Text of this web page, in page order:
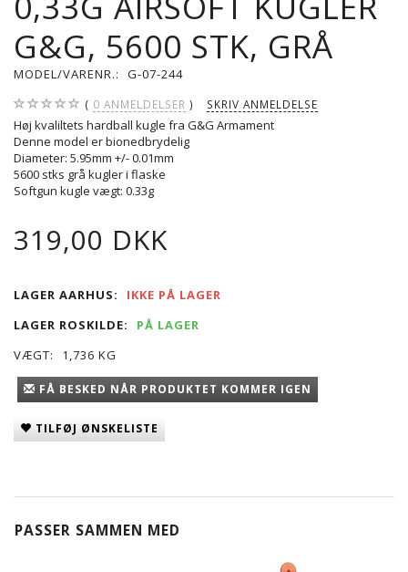
G&G, 5600 STK, GRÅ
MODEL/VARENR.: G-07-244
0 ANMELDELSER SKRIV ANMELDELSE
Høj kvaliltets hardball kugle fra G&G Armament
Denne model er bionedbrydelig
Diameter: 5.95mm +/- 0.01mm
5600 stks grå kugler i flaske
Softgun kugle vægt: 0.33g
319,00 DKK
LAGER AARHUS:
IKKE PÅ LAGER
LAGER ROSKILDE:
PÅ LAGER
VÆGT:
1,736 KG
FÅ BESKED NÅR PRODUKTET KOMMER IGEN
TILFØJ ØNSKELISTE
PASSER SAMMEN MED